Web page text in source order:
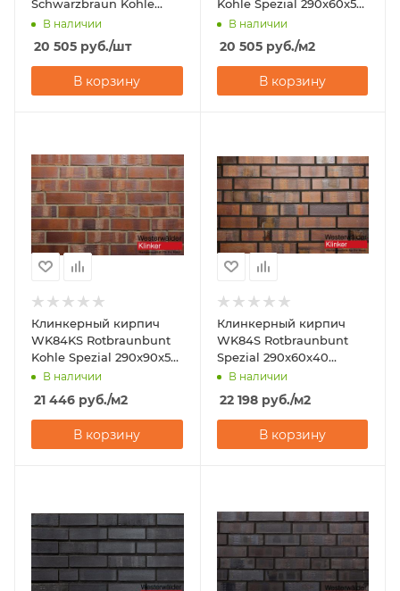
Schwarzbraun Kohle
Spezial 290x60x52
Westerwalder Klinker
В наличии
20 505 руб./шт
В корзину
Kohle Spezial 290x60x52
Westerwalder Klinker
В наличии
20 505руб./м2
В корзину
Клинкерный кирпич
WK84KS Rotbraunbunt
Kohle Spezial 290x90x52
Westerwalder Klinker
В наличии
21 446 руб./м2
В корзину
Клинкерный кирпич
WK84S Rotbraunbunt
Spezial 290x60x40
Westerwalder Klinker
В наличии
22 198руб./м2
В корзину